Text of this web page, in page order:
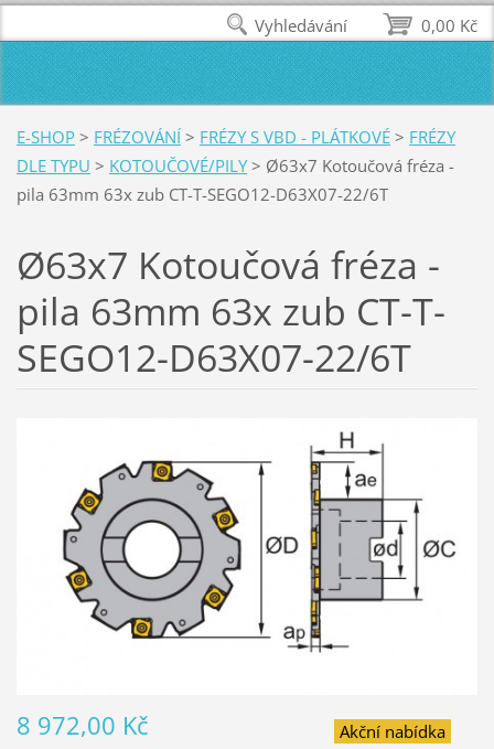
E-SHOP > FRÉZOVÁNÍ > FRÉZY S VBD - PLÁTKOVÉ > FRÉZY
DLE TYPU > KOTOUČOVÉ/PILY > Ø63x7 Kotoučová fréza -
pila 63mm 63x zub CT-T-SEGO12-D63X07-22/6T
Ø63x7 Kotoučová fréza -
pila 63mm 63x zub CT-T-
SEGO12-D63X07-22/6T
Akční nabídka
8 972,00 Kč
0,00 Kč
Vyhledávání